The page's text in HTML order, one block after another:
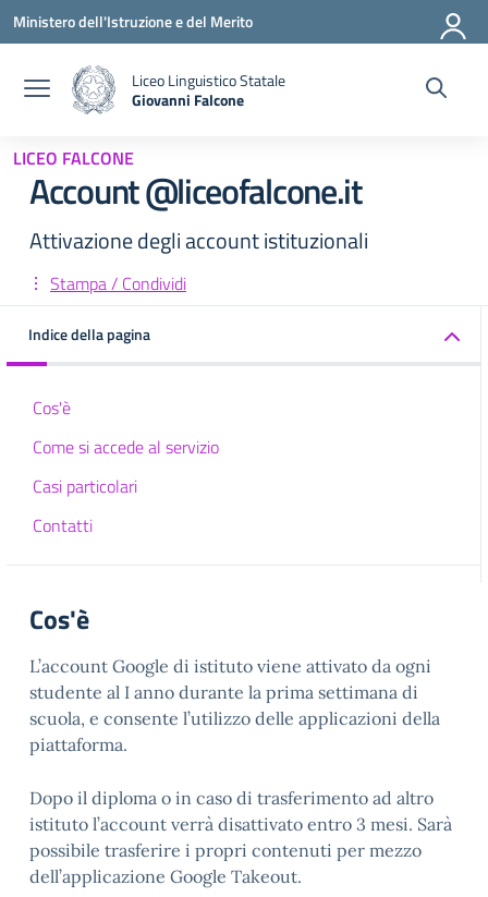
Vai ai contenuti
Vai al menu di navigazione
Vai al footer
Ministero dell'Istruzione e del Merito
Liceo Linguistico Statale
Giovanni Falcone
LICEO FALCONE
Account @liceofalcone.it
Attivazione degli account istituzionali
Stampa / Condividi
Indice della pagina
Cos'è
Come si accede al servizio
Casi particolari
Contatti
Cos'è
L’account Google di istituto viene attivato da ogni
studente al I anno durante la prima settimana di
scuola, e consente l’utilizzo delle applicazioni della
piattaforma.
Dopo il diploma o in caso di trasferimento ad altro
istituto l’account verrà disattivato entro 3 mesi. Sarà
possibile trasferire i propri contenuti per mezzo
dell’applicazione Google Takeout.